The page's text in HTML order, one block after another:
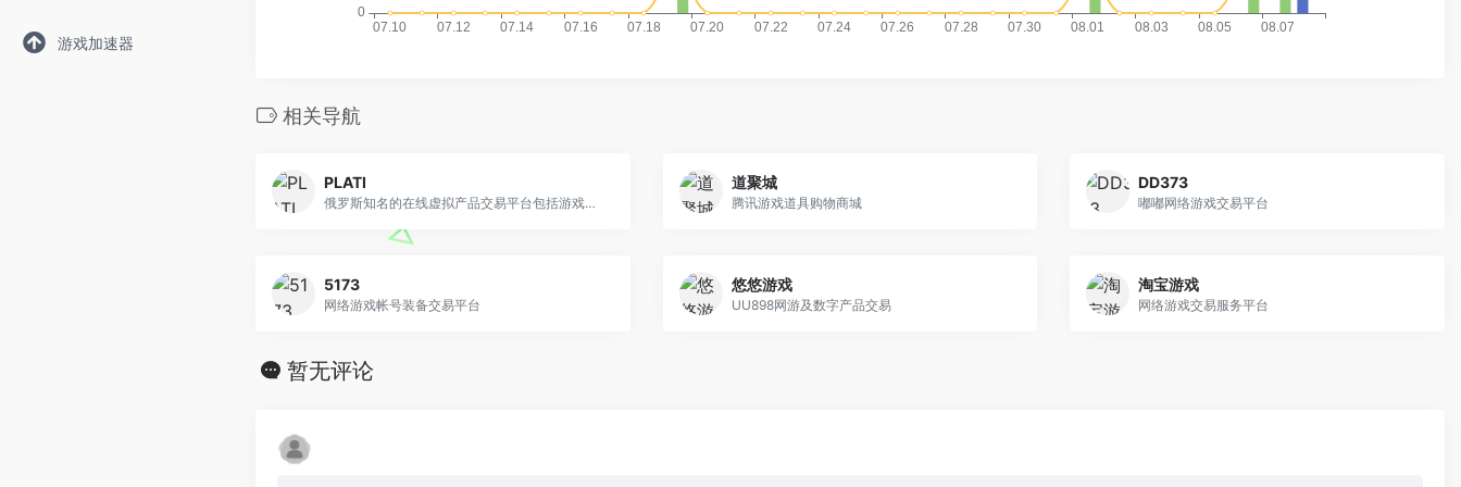
游戏加速器
相关导航
PLATI
俄罗斯知名的在线虚拟产品交易平台包括游戏激活码、软件密钥、会员账户、虚拟信用卡、电子书等等!支付方式包括支付宝、银联卡、PayPal、QIWI、YOOMoney、WebMoney和信用卡
道聚城
腾讯游戏道具购物商城
DD373
嘟嘟网络游戏交易平台
5173
网络游戏帐号装备交易平台
悠悠游戏
UU898网游及数字产品交易
淘宝游戏
网络游戏交易服务平台
暂无评论